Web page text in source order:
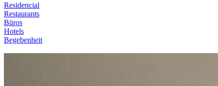
Residencial
Restaurants
Büros
Hotels
Begebenheit